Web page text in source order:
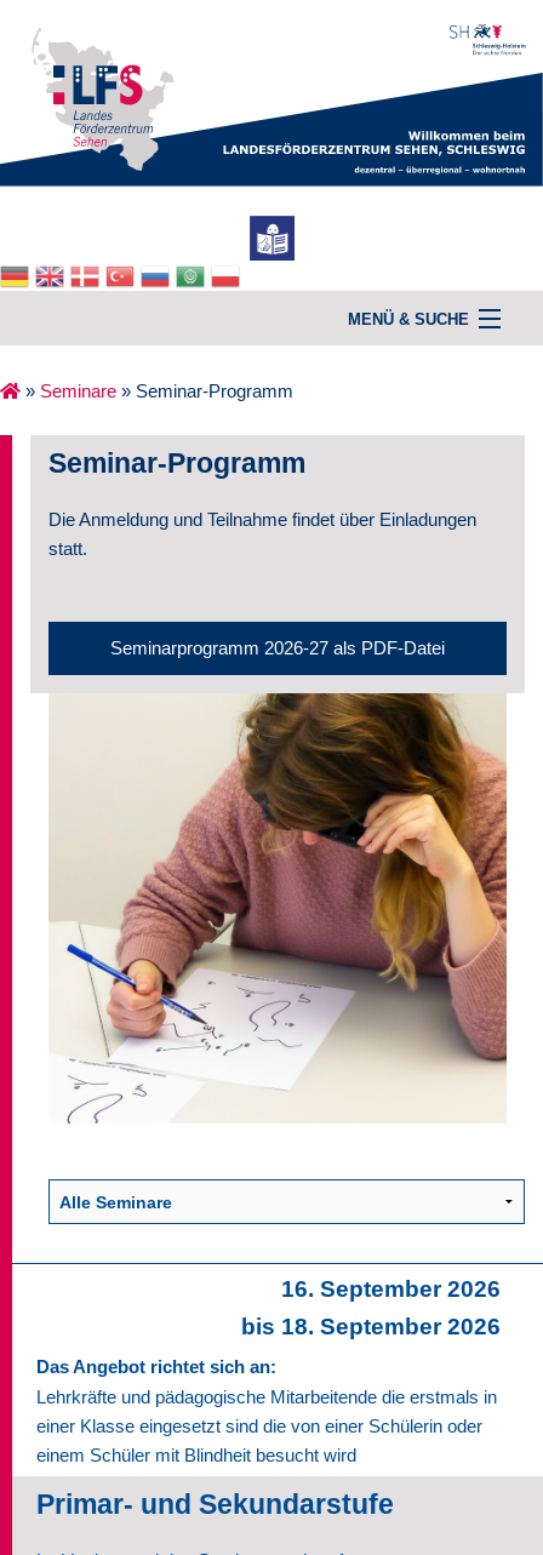
MENÜ & SUCHE
Unterstützung & Beratung
Kurse
Über uns
Kontakt
» Seminare » Seminar-Programm
Seminar-Programm
Die Anmeldung und Teilnahme findet über Einladungen
statt.
Seminarprogramm 2026-27 als PDF-Datei
16. September 2026
bis 18. September 2026
Das Angebot richtet sich an:
Lehrkräfte und pädagogische Mitarbeitende die erstmals in
einer Klasse eingesetzt sind die von einer Schülerin oder
einem Schüler mit Blindheit besucht wird
Primar- und Sekundarstufe